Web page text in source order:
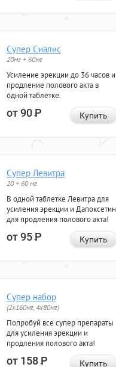
Супер Сиалис
20мг + 60мг
Усиление эрекции до 36 часов и
продление полового акта в
одной таблетке.
от 90Р Купить
Супер Левитра
20 + 60 мг
В одной таблетке Левитра для
усиления эрекции и Дапоксетин
для продления полового акта!
от 95Р Купить
Супер набор
(2х160мг, 4х80мг)
Попробуй все супер препараты
для усиления эрекции и
продления полового акта!
от 158Р Купить